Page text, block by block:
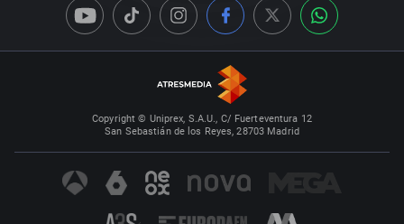
Copyright © Uniprex, S.A.U., C/ Fuerteventura 12
San Sebastián de los Reyes, 28703 Madrid